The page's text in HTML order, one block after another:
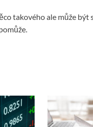
takového ale může